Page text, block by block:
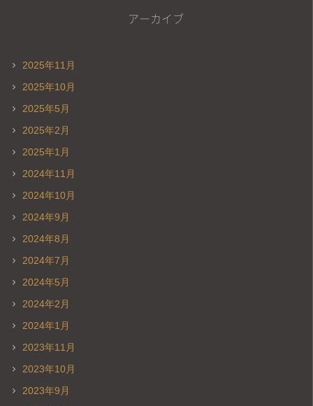
アーカイブ
2025年11月
2025年10月
2025年5月
2025年2月
2025年1月
2024年11月
2024年10月
2024年9月
2024年8月
2024年7月
2024年5月
2024年2月
2024年1月
2023年11月
2023年10月
2023年9月